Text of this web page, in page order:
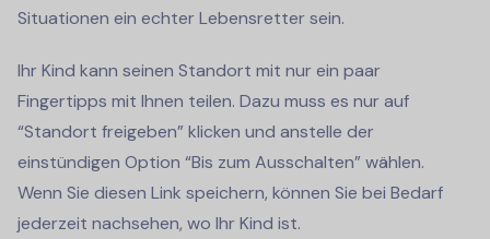
Situationen ein echter Lebensretter sein.
Ihr Kind kann seinen Standort mit nur ein paar
Fingertipps mit Ihnen teilen. Dazu muss es nur auf
“Standort freigeben” klicken und anstelle der
einstündigen Option “Bis zum Ausschalten” wählen.
Wenn Sie diesen Link speichern, können Sie bei Bedarf
jederzeit nachsehen, wo Ihr Kind ist.